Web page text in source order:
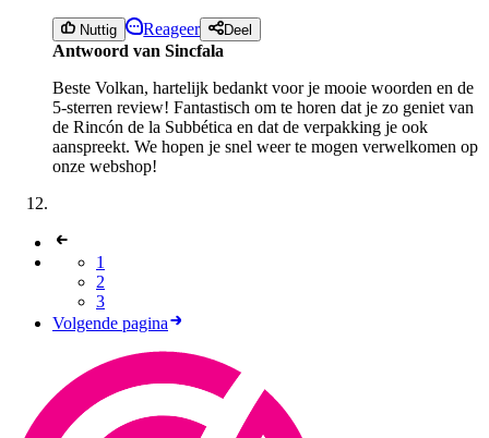
Nuttig Reageer Deel
Antwoord van Sincfala
Beste Volkan, hartelijk bedankt voor je mooie woorden en de
5-sterren review! Fantastisch om te horen dat je zo geniet van
de Rincón de la Subbética en dat de verpakking je ook
aanspreekt. We hopen je snel weer te mogen verwelkomen op
onze webshop!
1
2
3
Volgende pagina